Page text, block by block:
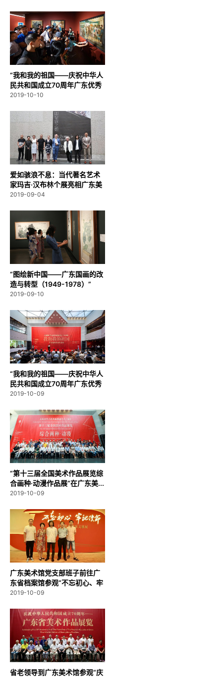
“我和我的祖国——庆祝中华人
民共和国成立70周年广东优秀
美...
2019-10-10
爱如骇浪不息：当代著名艺术
家玛吉·汉布林个展亮相广东美
术馆
2019-09-04
“图绘新中国——广东国画的改
造与转型（1949-1978）”
2019-09-10
“我和我的祖国——庆祝中华人
民共和国成立70周年广东优秀
美...
2019-10-09
“第十三届全国美术作品展览综
合画种·动漫作品展”在广东美...
2019-10-09
广东美术馆党支部班子前往广
东省档案馆参观“不忘初心、牢
记...
2019-10-09
省老领导到广东美术馆参观“庆